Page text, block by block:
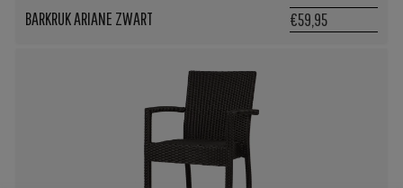
BARKRUK ARIANE ZWART €59,95